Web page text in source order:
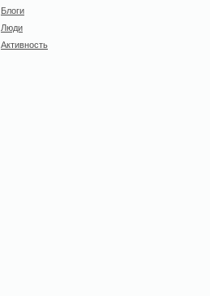
Блоги
Люди
Активность